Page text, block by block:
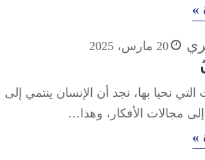
»
20 مارس، 2025
التي نحيا بها، نجد أن الإنسان ينتمي
مجالات الأفكار، وهذا…
»